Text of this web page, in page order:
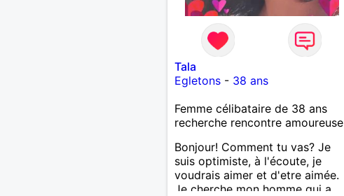
Tala
Egletons- 38 ans
Femme célibataire de 38 ans
recherche rencontre amoureuse
Bonjour! Comment tu vas? Je
suis optimiste, à l'écoute, je
voudrais aimer et d'etre aimée.
Je cherche mon homme qui a